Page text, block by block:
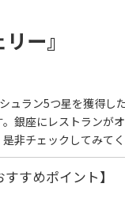
ー』
ュラン5つ星を獲得し
銀座にレストランが
非チェックしてみてく
すめポイント】